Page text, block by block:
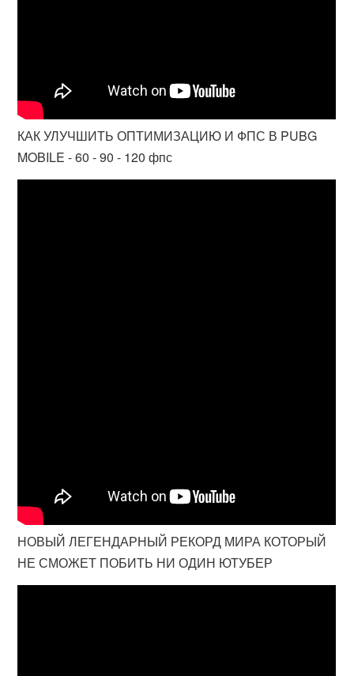
КАК УЛУЧШИТЬ ОПТИМИЗАЦИЮ И ФПС В PUBG
MOBILE - 60 - 90 - 120 фпс
НОВЫЙ ЛЕГЕНДАРНЫЙ РЕКОРД МИРА КОТОРЫЙ
НЕ СМОЖЕТ ПОБИТЬ НИ ОДИН ЮТУБЕР